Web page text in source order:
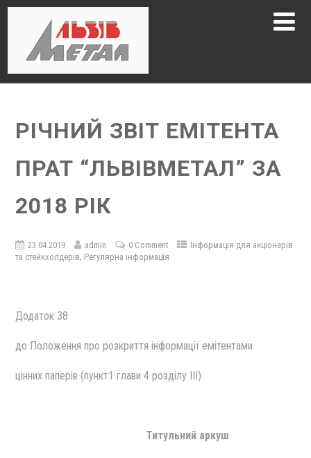
РІЧНИЙ ЗВІТ ЕМІТЕНТА
ПРАТ “ЛЬВІВМЕТАЛ” ЗА
2018 РІК
23.04.2019 admin 0 Comment
Інформація для акціонерів
та стейкхолдерів, Регулярна інформація
Додаток 38
до Положення про розкриття інформації емітентами
цінних паперів (пункт1 глави 4 розділу III)
Титульний аркуш